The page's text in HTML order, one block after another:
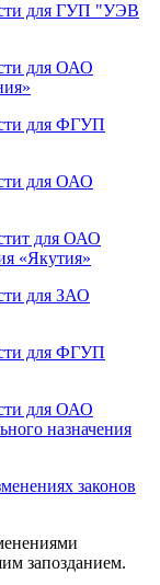
для ГУП "УЭВ
для ОАО
для ФГУП
для ОАО
для ОАО
«Якутия»
для ЗАО
для ФГУП
для ОАО
назначения
законов
запозданием.